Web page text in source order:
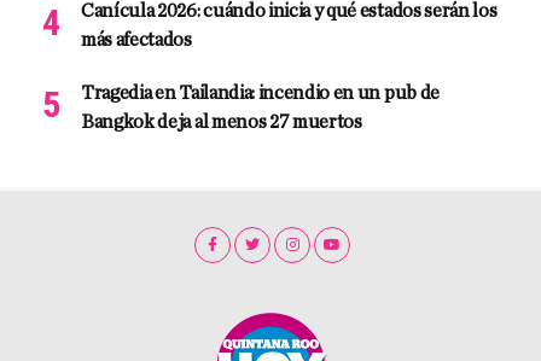
Canícula 2026: cuándo inicia y qué estados serán los
más afectados
Tragedia en Tailandia: incendio en un pub de
Bangkok deja al menos 27 muertos